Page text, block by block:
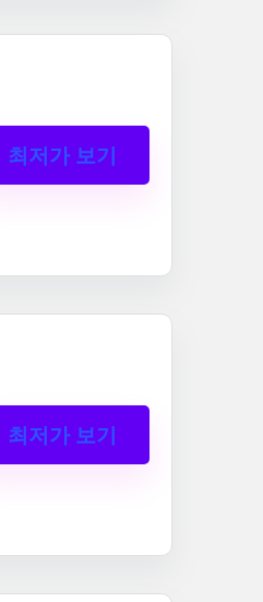
최저가 보기
최저가 보기